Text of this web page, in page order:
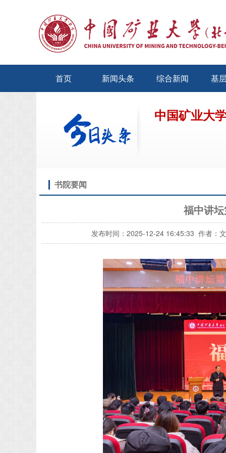
首页 新闻头条 综合新闻 基
中国矿业大
书院要闻
福中讲
发布时间： 2025-12-24 16:45:33 作者：